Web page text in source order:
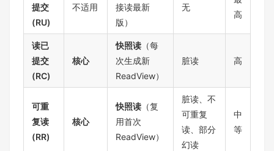
提交
(RU)
不适用
接读最新
版）
无
高
读已
提交
(RC)
核心
快照读 （每
次生成新
ReadView）
脏读 高
可重
复读
(RR)
核心
快照读 （复
用首次
ReadView）
脏读、不
可重复
读、部分
幻读
中
等